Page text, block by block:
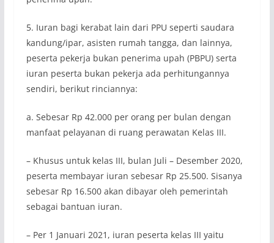
5. Iuran bagi kerabat lain dari PPU seperti saudara
kandung/ipar, asisten rumah tangga, dan lainnya,
peserta pekerja bukan penerima upah (PBPU) serta
iuran peserta bukan pekerja ada perhitungannya
sendiri, berikut rinciannya:
a. Sebesar Rp 42.000 per orang per bulan dengan
manfaat pelayanan di ruang perawatan Kelas III.
– Khusus untuk kelas III, bulan Juli – Desember 2020,
peserta membayar iuran sebesar Rp 25.500. Sisanya
sebesar Rp 16.500 akan dibayar oleh pemerintah
sebagai bantuan iuran.
– Per 1 Januari 2021, iuran peserta kelas III yaitu